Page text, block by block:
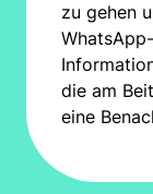
zu gehen
die am
eine